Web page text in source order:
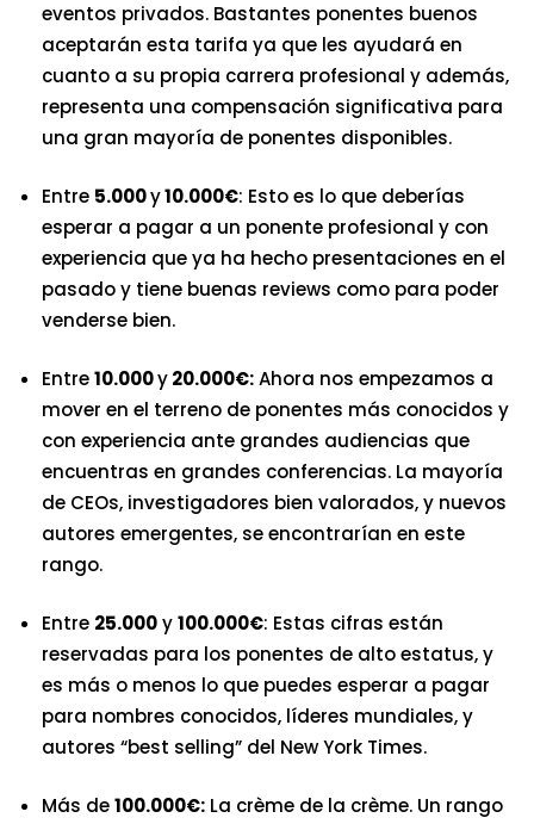
eventos privados. Bastantes ponentes buenos
aceptarán esta tarifa ya que les ayudará en
cuanto a su propia carrera profesional y además,
representa una compensación significativa para
una gran mayoría de ponentes disponibles.
Entre 5.000y10.000€: Esto es lo que deberías
esperar a pagar a un ponente profesional y con
experiencia que ya ha hecho presentaciones en el
pasado y tiene buenas reviews como para poder
venderse bien.
Entre10.000y20.000€:Ahora nos empezamos a
mover en el terreno de ponentes más conocidos y
con experiencia ante grandes audiencias que
encuentras en grandes conferencias. La mayoría
de CEOs, investigadores bien valorados, y nuevos
autores emergentes, se encontrarían en este
rango.
Entre 25.000y100.000€: Estas cifras están
reservadas para los ponentes de alto estatus, y
es más o menos lo que puedes esperar a pagar
para nombres conocidos, líderes mundiales, y
autores “best selling” del New York Times.
Más de100.000€: La crème de la crème. Un rango